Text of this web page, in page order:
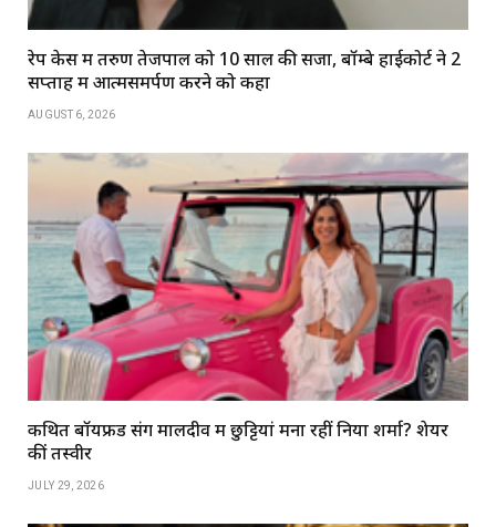
रेप केस में तरुण तेजपाल को 10 साल की सजा, बॉम्बे हाईकोर्ट ने 2
सप्ताह में आत्मसमर्पण करने को कहा
AUGUST 6, 2026
कथित बॉयफ्रेंड संग मालदीव में छुट्टियां मना रहीं निया शर्मा? शेयर
कीं तस्वीरें
JULY 29, 2026